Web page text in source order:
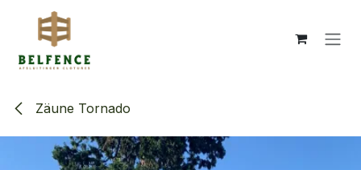
Zum Inhalt springen
Zäune Tornado